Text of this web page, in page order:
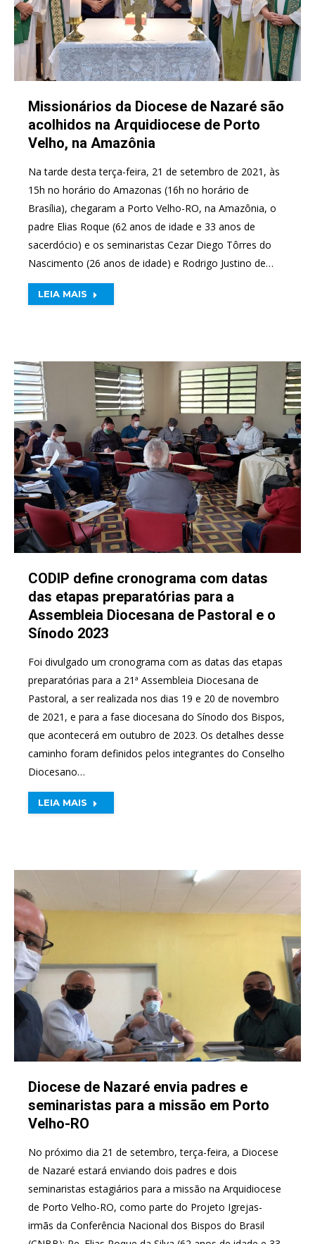
Missionários da Diocese de Nazaré são
acolhidos na Arquidiocese de Porto
Velho, na Amazônia
Na tarde desta terça-feira, 21 de setembro de 2021, às
15h no horário do Amazonas (16h no horário de
Brasília), chegaram a Porto Velho-RO, na Amazônia, o
padre Elias Roque (62 anos de idade e 33 anos de
sacerdócio) e os seminaristas Cezar Diego Tôrres do
Nascimento (26 anos de idade) e Rodrigo Justino de…
LEIA MAIS
CODIP define cronograma com datas
das etapas preparatórias para a
Assembleia Diocesana de Pastoral e o
Sínodo 2023
Foi divulgado um cronograma com as datas das etapas
preparatórias para a 21ª Assembleia Diocesana de
Pastoral, a ser realizada nos dias 19 e 20 de novembro
de 2021, e para a fase diocesana do Sínodo dos Bispos,
que acontecerá em outubro de 2023. Os detalhes desse
caminho foram definidos pelos integrantes do Conselho
Diocesano…
LEIA MAIS
Diocese de Nazaré envia padres e
seminaristas para a missão em Porto
Velho-RO
No próximo dia 21 de setembro, terça-feira, a Diocese
de Nazaré estará enviando dois padres e dois
seminaristas estagiários para a missão na Arquidiocese
de Porto Velho-RO, como parte do Projeto Igrejas-
irmãs da Conferência Nacional dos Bispos do Brasil